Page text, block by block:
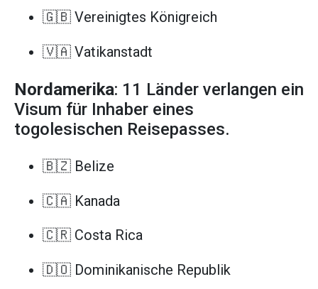
🇬🇧 Vereinigtes Königreich
🇻🇦 Vatikanstadt
Nordamerika: 11 Länder verlangen ein
Visum für Inhaber eines
togolesischen Reisepasses.
🇧🇿 Belize
🇨🇦 Kanada
🇨🇷 Costa Rica
🇩🇴 Dominikanische Republik